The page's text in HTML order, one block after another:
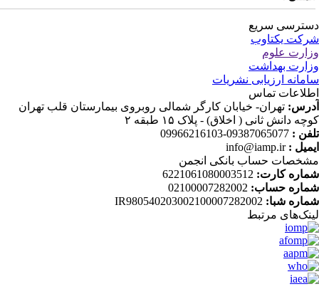
سریع
یکتاوب
علوم
بهداشت
ارزیابی نشریات
تماس
تهران- خیابان کارگر شمالی روبروی بیمارستان قلب تهران
دانش ثانی ( اخلاق) - پلاک ۱۵ طبقه ۲
:
09387065077-09966216103
:
info@iamp.ir
حساب بانکی انجمن
کارت:6221061080003512
حساب:02100007282002
شبا:IR980540203002100007282002
مرتبط